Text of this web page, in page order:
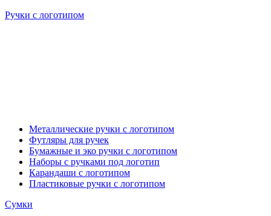
Ручки с логотипом
Металлические ручки с логотипом
Футляры для ручек
Бумажные и эко ручки с логотипом
Наборы с ручками под логотип
Карандаши с логотипом
Пластиковые ручки с логотипом
Сумки